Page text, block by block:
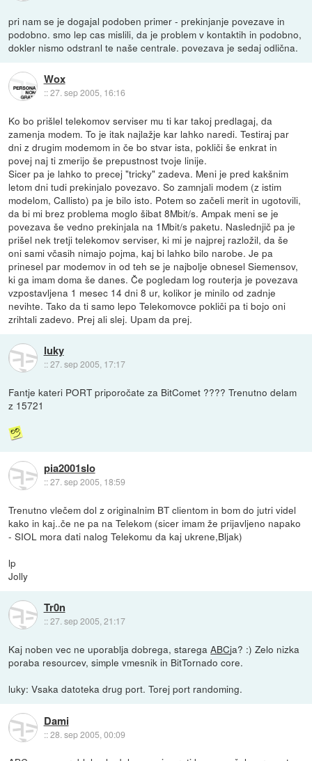
pri nam se je dogajal podoben primer - prekinjanje povezave in
podobno. smo lep cas mislili, da je problem v kontaktih in podobno,
dokler nismo odstranl te naše centrale. povezava je sedaj odlična.
Wox
::27. sep 2005, 16:16
Ko bo prišlel telekomov serviser mu ti kar takoj predlagaj, da
zamenja modem. To je itak najlažje kar lahko naredi. Testiraj par
dni z drugim modemom in če bo stvar ista, pokliči še enkrat in
povej naj ti zmerijo še prepustnost tvoje linije.
Sicer pa je lahko to precej "tricky" zadeva. Meni je pred kakšnim
letom dni tudi prekinjalo povezavo. So zamnjali modem (z istim
modelom, Callisto) pa je bilo isto. Potem so začeli merit in ugotovili,
da bi mi brez problema moglo šibat 8Mbit/s. Ampak meni se je
povezava še vedno prekinjala na 1Mbit/s paketu. Naslednjič pa je
prišel nek tretji telekomov serviser, ki mi je najprej razložil, da še
oni sami včasih nimajo pojma, kaj bi lahko bilo narobe. Je pa
prinesel par modemov in od teh se je najbolje obnesel Siemensov,
ki ga imam doma še danes. Če pogledam log routerja je povezava
vzpostavljena 1 mesec 14 dni 8 ur, kolikor je minilo od zadnje
nevihte. Tako da ti samo lepo Telekomovce pokliči pa ti bojo oni
zrihtali zadevo. Prej ali slej. Upam da prej.
luky
::27. sep 2005, 17:17
Fantje kateri PORT priporočate za BitComet ???? Trenutno delam
z 15721
pia2001slo
::27. sep 2005, 18:59
Trenutno vlečem dol z originalnim BT clientom in bom do jutri videl
kako in kaj..če ne pa na Telekom (sicer imam že prijavljeno napako
- SIOL mora dati nalog Telekomu da kaj ukrene,Bljak)
lp
Jolly
Tr0n
::27. sep 2005, 21:17
Kaj noben vec ne uporablja dobrega, staregaABCja? :) Zelo nizka
poraba resourcev, simple vmesnik in BitTornado core.
luky: Vsaka datoteka drug port. Torej port randoming.
Dami
::28. sep 2005, 00:09